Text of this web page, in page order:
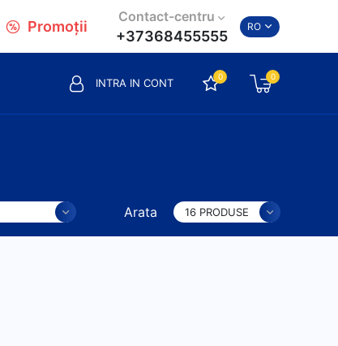
Promoții
Contact-centru
+37368455555
RO
INTRA IN CONT
0 0
Arata 16 PRODUSE